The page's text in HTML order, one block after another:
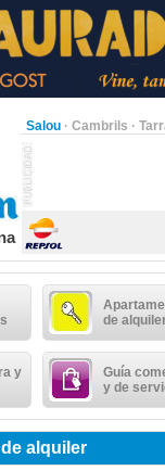
Salou · Cambrils ·
de
y
Guía
y de
alquiler